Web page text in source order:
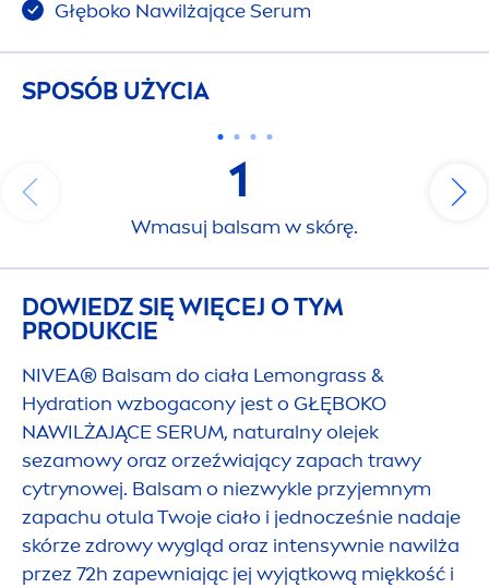
Głęboko Nawilżające Serum
SPOSÓB UŻYCIA
1
Wmasuj balsam w skórę.
DOWIEDZ SIĘ WIĘCEJ O TYM
PRODUKCIE
NIVEA® Balsam do ciała Lemongrass &
Hydration wzbogacony jest o GŁĘBOKO
NAWILŻAJĄCE SERUM, naturalny olejek
sezamowy oraz orzeźwiający zapach trawy
cytrynowej. Balsam o niezwykle przyjemnym
zapachu otula Twoje ciało i jednocześnie nadaje
skórze zdrowy wygląd oraz intensywnie nawilża
przez 72h zapewniając jej wyjątkową miękkość i